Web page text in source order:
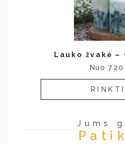
Lauko žvakė
Nuo
Jums